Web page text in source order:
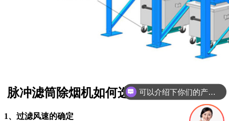
脉冲滤筒除烟机如何选型：
1、过滤风速的确定
你们是怎么收费的呢